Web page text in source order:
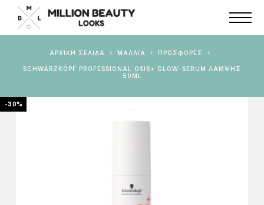
ΑΡΧΙΚΉ ΣΕΛΊΔΑ ΜΑΛΛΙΑ ΠΡΟΣΦΟΡΈΣ
SCHWARZKOPF PROFESSIONAL OSIS+ GLOW-SERUM ΛΆΜΨΗΣ
50ML
-30%